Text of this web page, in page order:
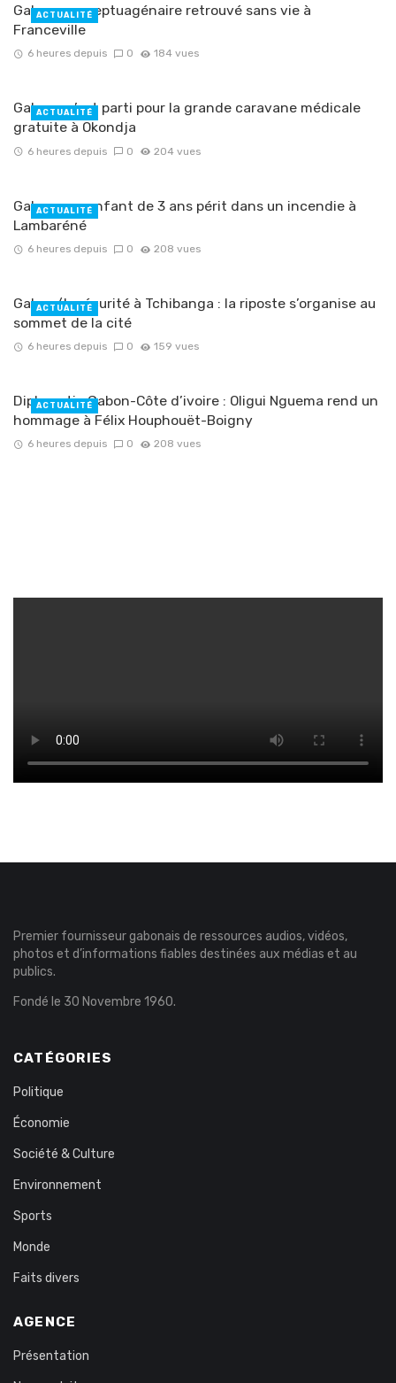
Gabon : un septuagénaire retrouvé sans vie à
Franceville
6 heures depuis 0 184 vues
ACTUALITÉ
Gabon : c’est parti pour la grande caravane médicale
gratuite à Okondja
6 heures depuis 0 204 vues
ACTUALITÉ
Gabon : un enfant de 3 ans périt dans un incendie à
Lambaréné
6 heures depuis 0 208 vues
ACTUALITÉ
Gabon/Insécurité à Tchibanga : la riposte s’organise au
sommet de la cité
6 heures depuis 0 159 vues
ACTUALITÉ
Diplomatie Gabon-Côte d’ivoire : Oligui Nguema rend un
hommage à Félix Houphouët-Boigny
6 heures depuis 0 208 vues
ACTUALITÉ
Premier fournisseur gabonais de ressources audios, vidéos,
photos et d’informations fiables destinées aux médias et au
publics.
Fondé le 30 Novembre 1960.
CATÉGORIES
Politique
Économie
Société & Culture
Environnement
Sports
Monde
Faits divers
AGENCE
Présentation